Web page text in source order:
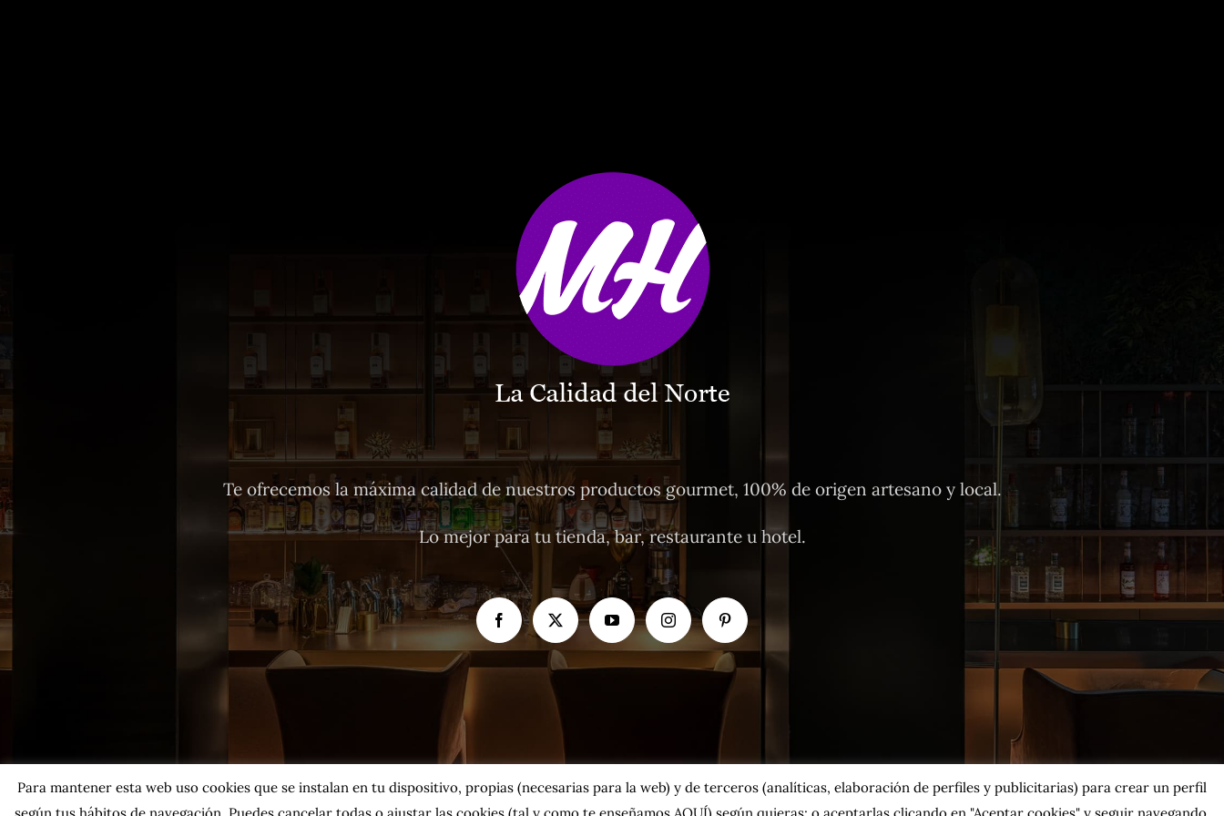
Te ofrecemos la máxima calidad de nuestros productos gourmet, 100% de origen artesano y local.
Lo mejor para tu tienda, bar, restaurante u hotel.
Para mantener esta web uso cookies que se instalan en tu dispositivo, propias (necesarias para la web) y de terceros (analíticas, elaboración de perfiles y publicitarias) para crear un perfil
según tus hábitos de navegación. Puedes cancelar todas o ajustar las cookies(tal y como te enseñamos AQUÍ) según quieras; o aceptarlas clicando en "Aceptar cookies" y seguir navegando.